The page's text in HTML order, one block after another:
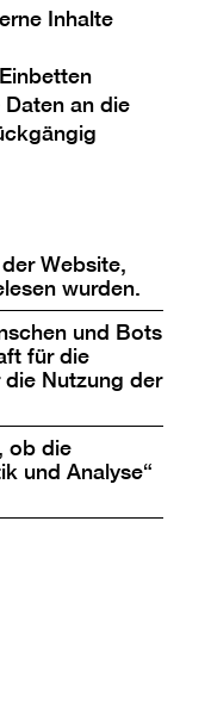
Inhalte
an die
Website,
wurden.
und Bots
für die
Nutzung der
ob die
und Analyse“